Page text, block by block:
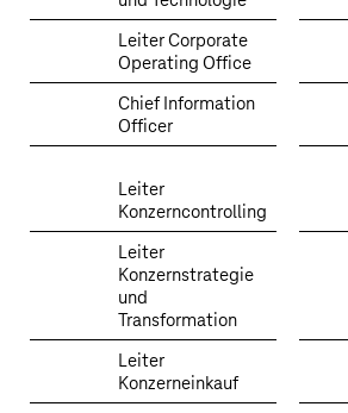
Leiter Corporate
Operating Office
Chief Information
Officer
Leiter
Konzerncontrolling
Leiter
Konzernstrategie
und
Transformation
Leiter
Konzerneinkauf